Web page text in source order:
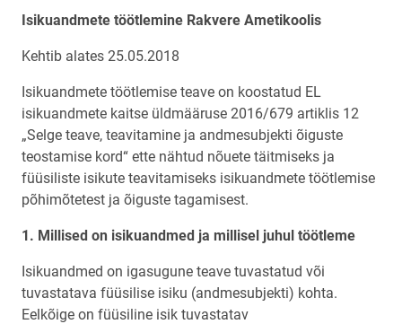
Isikuandmete töötlemine Rakvere Ametikoolis
Kehtib alates 25.05.2018
Isikuandmete töötlemise teave on koostatud EL
isikuandmete kaitse üldmääruse 2016/679 artiklis 12
„Selge teave, teavitamine ja andmesubjekti õiguste
teostamise kord“ ette nähtud nõuete täitmiseks ja
füüsiliste isikute teavitamiseks isikuandmete töötlemise
põhimõtetest ja õiguste tagamisest.​​
Millised on isikuandmed ja millisel juhul töötleme
Isikuandmed on igasugune teave tuvastatud või
tuvastatava füüsilise isiku (andmesubjekti) kohta.
Eelkõige on füüsiline isik tuvastatav